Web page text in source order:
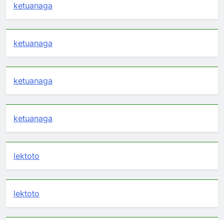
ketuanaga
ketuanaga
ketuanaga
ketuanaga
lektoto
lektoto